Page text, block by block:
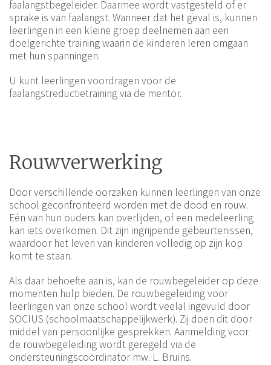
faalangstbegeleider. Daarmee wordt vastgesteld of er
sprake is van faalangst. Wanneer dat het geval is, kunnen
leerlingen in een kleine groep deelnemen aan een
doelgerichte training waarin de kinderen leren omgaan
met hun spanningen.
U kunt leerlingen voordragen voor de
faalangstreductietraining via de mentor.
Rouwverwerking
Door verschillende oorzaken kunnen leerlingen van onze
school geconfronteerd worden met de dood en rouw.
Eén van hun ouders kan overlijden, of een medeleerling
kan iets overkomen. Dit zijn ingrijpende gebeurtenissen,
waardoor het leven van kinderen volledig op zijn kop
komt te staan.
Als daar behoefte aan is, kan de rouwbegeleider op deze
momenten hulp bieden. De rouwbegeleiding voor
leerlingen van onze school wordt veelal ingevuld door
SOCIUS (schoolmaatschappelijkwerk). Zij doen dit door
middel van persoonlijke gesprekken. Aanmelding voor
de rouwbegeleiding wordt geregeld via de
ondersteuningscoördinator mw. L. Bruins.